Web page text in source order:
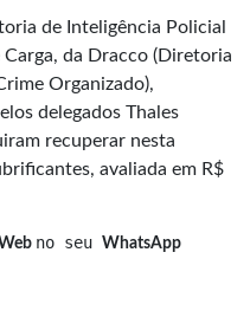
de Inteligência Policial
Carga, da Dracco (Diretoria
Organizado),
delegados Thales
recuperar nesta
avaliada em R$
no seu WhatsApp